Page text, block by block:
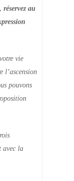
réservez au
vie
l’ascension
pouvons
avec la